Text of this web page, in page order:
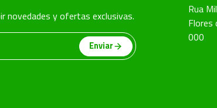
novedades y ofertas exclusivas.
Enviar
Rua
Flores
000